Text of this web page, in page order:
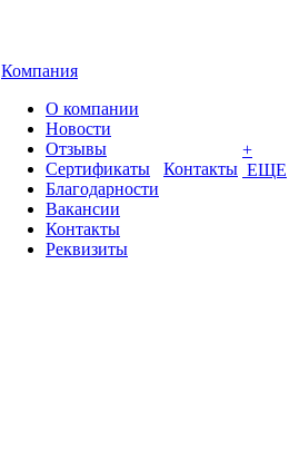
Компания
О компании
Новости
Отзывы
Сертификаты
Благодарности
Вакансии
Контакты
Реквизиты
Контакты
+
ЕЩЕ